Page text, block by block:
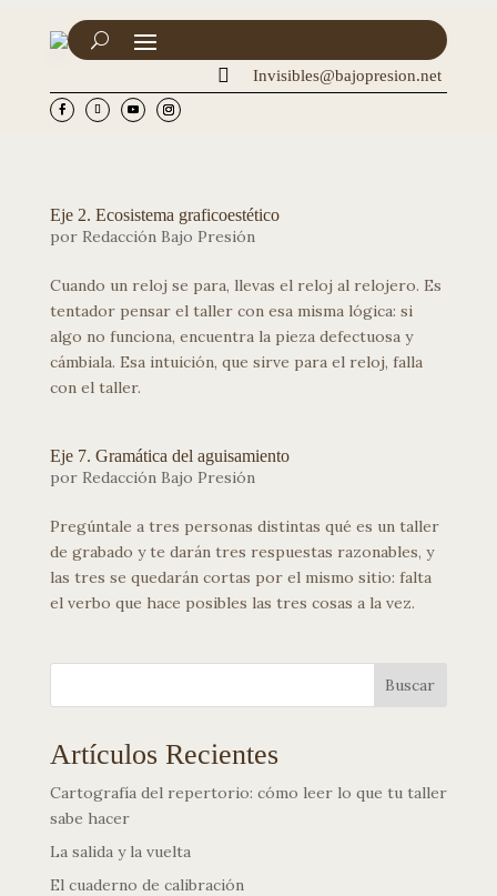
 Invisibles@bajopresion.net
Eje 2. Ecosistema graficoestético
por Redacción Bajo Presión
Cuando un reloj se para, llevas el reloj al relojero. Es
tentador pensar el taller con esa misma lógica: si
algo no funciona, encuentra la pieza defectuosa y
cámbiala. Esa intuición, que sirve para el reloj, falla
con el taller.
Eje 7. Gramática del aguisamiento
por Redacción Bajo Presión
Pregúntale a tres personas distintas qué es un taller
de grabado y te darán tres respuestas razonables, y
las tres se quedarán cortas por el mismo sitio: falta
el verbo que hace posibles las tres cosas a la vez.
Buscar
Artículos Recientes
Cartografía del repertorio: cómo leer lo que tu taller
sabe hacer
La salida y la vuelta
El cuaderno de calibración